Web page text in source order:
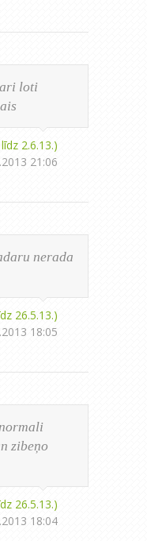
loti
2.6.13.)
21:06
nerada
26.5.13.)
18:05
zibeņo
26.5.13.)
18:04